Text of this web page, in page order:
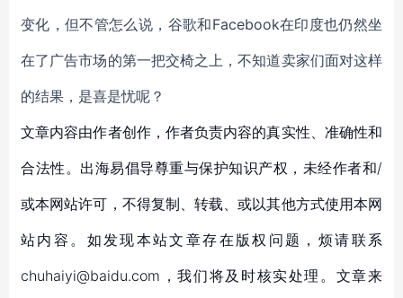
变化，但不管怎么说，谷歌和Facebook在印度也仍然坐
在了广告市场的第一把交椅之上，不知道卖家们面对这样
的结果，是喜是忧呢？
文章内容由作者创作，作者负责内容的真实性、准确性和
合法性。出海易倡导尊重与保护知识产权，未经作者和/
或本网站许可，不得复制、转载、或以其他方式使用本网
站内容。如发现本站文章存在版权问题，烦请联系
chuhaiyi@baidu.com，我们将及时核实处理。文章来